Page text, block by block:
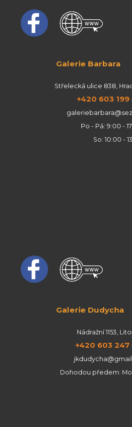
Galerie Barbara
Střelecká ulice 838,
+420 603 199
Po - Pá: 9:00 -
So: 10:00 -
Galerie Dudycha
Nádražní 1153,
+420 603 247
Dohodou předem: